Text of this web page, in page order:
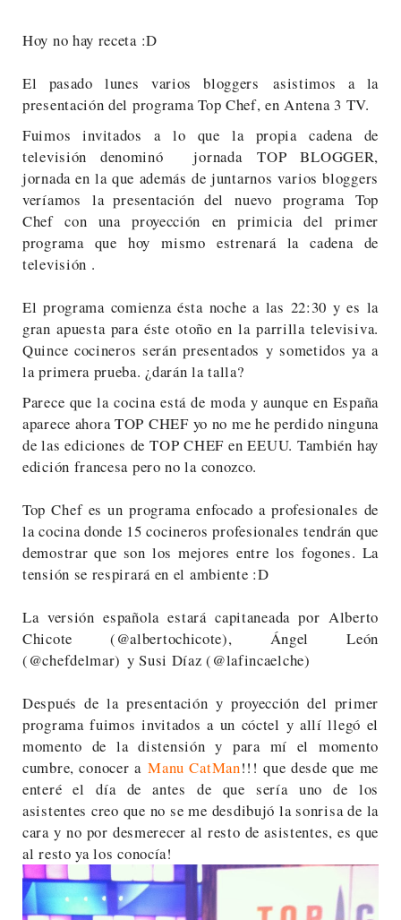
Hoy no hay receta :D
El pasado lunes varios bloggersasistimos a la
presentación del programa Top Chef, en Antena 3 TV.
Fuimos invitados a lo que la propia cadena de
televisión denominó
jornada TOP BLOGGER,
jornada en la que además de juntarnos varios bloggers
veríamos la presentación del nuevo programa Top
Chef con una proyección en primicia del primer
programa que hoy mismo estrenará la cadena de
televisión .
El programa comienza ésta noche a las 22:30 y es la
gran apuesta para éste otoño en la parrilla televisiva.
Quince cocineros serán presentados y sometidos ya a
la primera prueba. ¿darán la talla?
Parece que la cocina está de moda y aunque en España
aparece ahora TOP CHEF yo no me he perdido ninguna
de las ediciones de TOP CHEF en EEUU. También hay
edición francesa pero no la conozco.
Top Chef es un programa enfocado a profesionales de
la cocina donde 15 cocineros profesionales tendrán que
demostrar que son los mejores entre los fogones. La
tensión se respirará en el ambiente :D
La versión española estará capitaneada por Alberto
Chicote (@albertochicote), Ángel León
(@chefdelmar) y Susi Díaz (@lafincaelche)
Después de la presentación y proyección del primer
programa fuimos invitados a un cóctel y allí llegó el
momento de la distensión y para mí el momento
cumbre, conocer aManu CatMan!!! que desde que me
enteré el día de antes de que sería uno de los
asistentes creo que no se me desdibujó la sonrisa de la
cara y no por desmerecer al resto de asistentes, es que
al resto ya los conocía!